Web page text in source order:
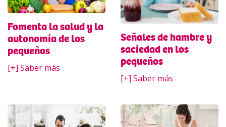
Fomenta la salud y la
autonomía de los
pequeños
[+] Saber más
Señales de hambre y
saciedad en los
pequeños
[+] Saber más